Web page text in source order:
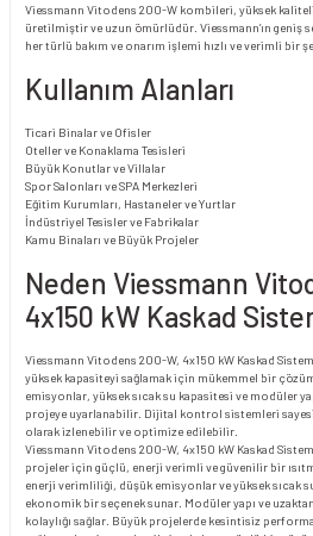
Viessmann Vitodens 200-W kombileri, yüksek
üretilmiştir ve uzun ömürlüdür. Viessmann’ın geniş
her türlü bakım ve onarım işlemi hızlı ve verimli bir
Kullanım Alanları
Ticari Binalar ve Ofisler
Oteller ve Konaklama Tesisleri
Büyük Konutlar ve Villalar
Spor Salonları ve SPA Merkezleri
Eğitim Kurumları, Hastaneler ve Yurtlar
İndüstriyel Tesisler ve Fabrikalar
Kamu Binaları ve Büyük Projeler
Neden Viessmann
4x150 kW Kaskad
Viessmann Vitodens 200-W, 4x150 kW Kaskad
yüksek kapasiteyi sağlamak için mükemmel bir
emisyonlar, yüksek sıcak su kapasitesi ve modüler
projeye uyarlanabilir. Dijital kontrol sistemleri
olarak izlenebilir ve optimize edilebilir.
Viessmann Vitodens 200-W, 4x150 kW Kaskad
projeler için güçlü, enerji verimli ve güvenilir bir
enerji verimliliği, düşük emisyonlar ve yüksek sıcak
ekonomik bir seçenek sunar. Modüler yapı ve
kolaylığı sağlar. Büyük projelerde kesintisiz